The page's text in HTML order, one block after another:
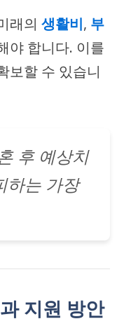
래의 생활비, 부
야 합니다. 이를
보할 수 있습니
후 예상치
하는 가장
지원 방안